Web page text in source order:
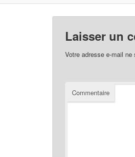
Laisser un
Votre adresse e-mail ne
Commentaire